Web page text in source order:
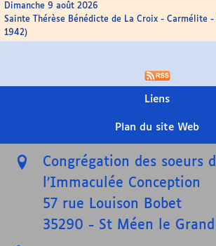
Dimanche 9 août 2026
Sainte Thérèse Bénédicte de La Croix - Carmélite
1942)
Liens
Plan du site Web
Congrégation des soeurs
l’Immaculée Conception
57 rue Louison Bobet
35290 - St Méen le Grand